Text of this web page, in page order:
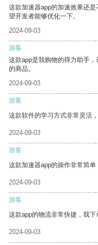
这款加速器app的加速效果还
望开发者能够优化一下。
2024-09-03
游客
这款app是我购物的得力助手
的商品。
2024-09-03
游客
这款软件的学习方式非常灵活
2024-09-03
游客
这款加速器app的操作非常简单
2024-09-03
游客
这款app的物流非常快捷，我下
2024-09-03